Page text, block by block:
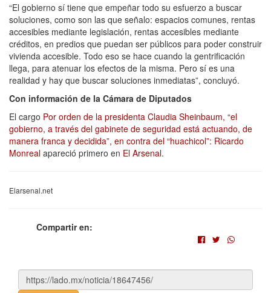
“El gobierno sí tiene que empeñar todo su esfuerzo a buscar
soluciones, como son las que señalo: espacios comunes, rentas
accesibles mediante legislación, rentas accesibles mediante
créditos, en predios que puedan ser públicos para poder construir
vivienda accesible. Todo eso se hace cuando la gentrificación
llega, para atenuar los efectos de la misma. Pero sí es una
realidad y hay que buscar soluciones inmediatas”, concluyó.
Con información de la Cámara de Diputados
El cargo Por orden de la presidenta Claudia Sheinbaum, “el
gobierno, a través del gabinete de seguridad está actuando, de
manera franca y decidida”, en contra del “huachicol”: Ricardo
Monreal apareció primero en El Arsenal.
Elarsenal.net
Compartir en: